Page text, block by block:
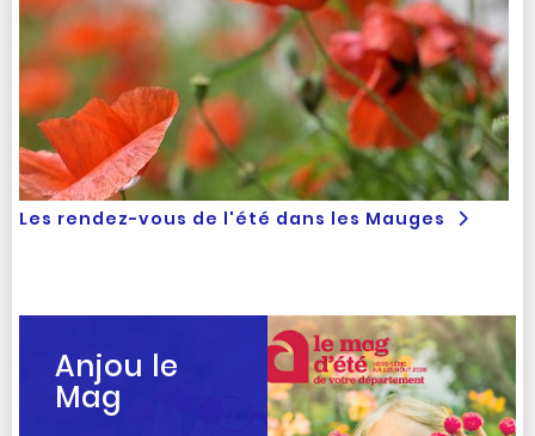
Les rendez-vous de l'été dans les Mauges
Anjou le
Mag